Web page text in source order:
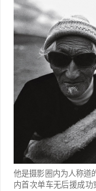
他是摄影圈内为人称道
内首次单车无后援成功